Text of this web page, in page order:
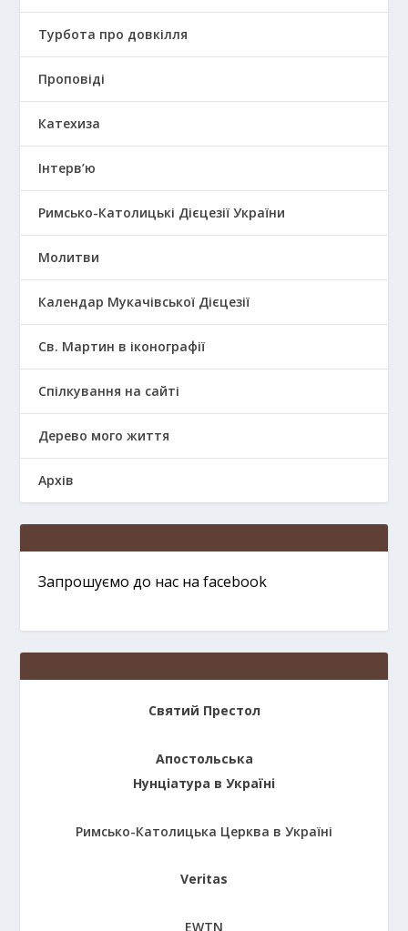
Турбота про довкілля
Проповіді
Катехиза
Інтерв’ю
Римсько-Католицькі Дієцезії України
Молитви
Календар Мукачівської Дієцезії
Св. Мартин в іконографії
Спілкування на сайті
Дерево мого життя
Архів
Запрошуємо до нас на facebook
Святий Престол
Апостольська
Нунціатура в Україні
Римсько-Католицька Церква в Україні
Veritas
EWTN